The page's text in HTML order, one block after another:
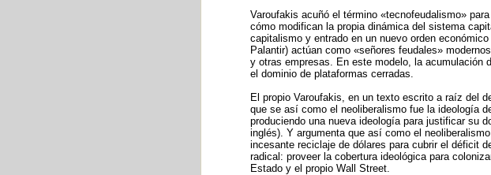
Varoufakis acuñó el término «tecnofeudalismo»
cómo modifican la propia dinámica del sistema
capitalismo y entrado en un nuevo orden
Palantir) actúan como «señores feudales»
y otras empresas. En este modelo, la acumulación
el dominio de plataformas cerradas.
El propio Varoufakis, en un texto escrito a raíz del
que se así como el neoliberalismo fue la ideología
produciendo una nueva ideología para justificar su
inglés). Y argumenta que así como el
incesante reciclaje de dólares para cubrir el déficit
radical: proveer la cobertura ideológica para
Estado y el propio Wall Street.